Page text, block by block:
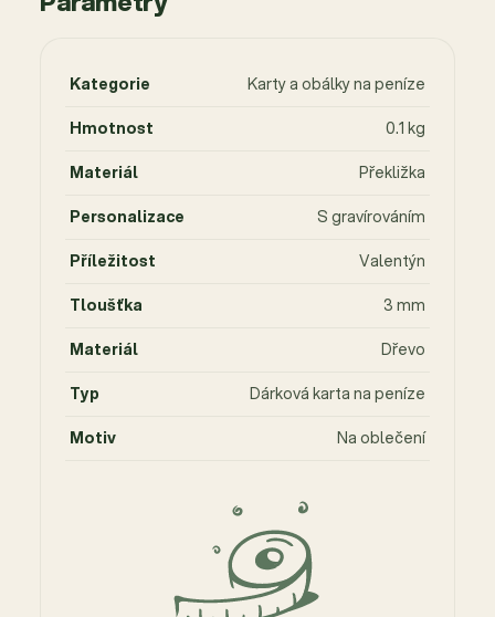
Kategorie
Karty a obálky na peníze
Hmotnost
0.1 kg
Materiál
Překližka
Personalizace
S gravírováním
Příležitost
Valentýn
Tloušťka
3 mm
Materiál
Dřevo
Typ
Dárková karta na peníze
Motiv
Na oblečení